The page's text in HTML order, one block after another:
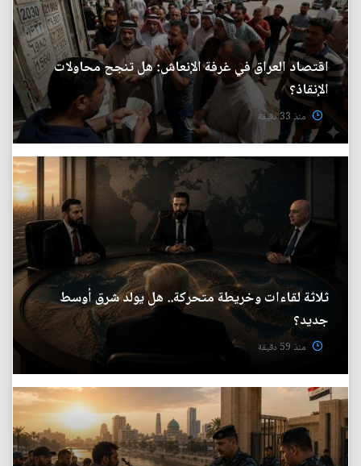
اقتصاد العراق في غرفة الإنعاش: هل تنجح محاولات
الإنقاذ؟
منذ 33 دقيقة
ثلاثة لقاءات وخريطة متحركة.. هل يولد شرق أوسط
جديد؟
منذ 59 دقيقة